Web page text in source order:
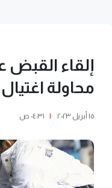
إلقاء القبض
محاولة اغتيال
١٥ أبريل ٢٠٢٣ | ٠٤:٣١ ص